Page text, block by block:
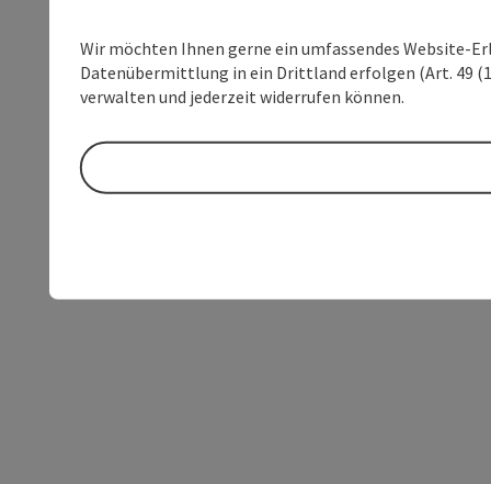
Wir möchten Ihnen gerne ein umfassendes Website-
Datenübermittlung in ein Drittland erfolgen (Art. 49
verwalten und jederzeit widerrufen können.